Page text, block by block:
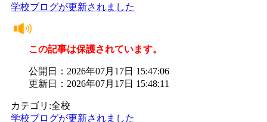
学校ブログが更新されました
この記事は保護されています。
公開日：2026年07月17日 15:47:06
更新日：2026年07月17日 15:48:11
カテゴリ:全校
学校ブログが更新されました